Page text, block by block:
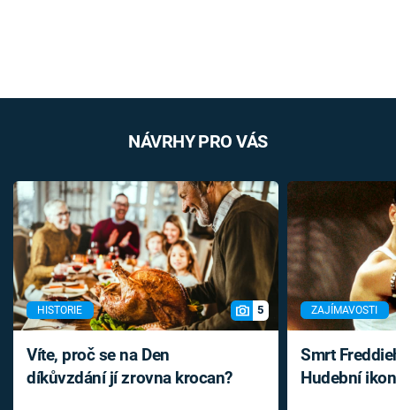
NÁVRHY PRO VÁS
HISTORIE 5
Víte, proč se na Den
díkůvzdání jí zrovna krocan?
ZAJÍMAVOSTI
Smrt
Hudební